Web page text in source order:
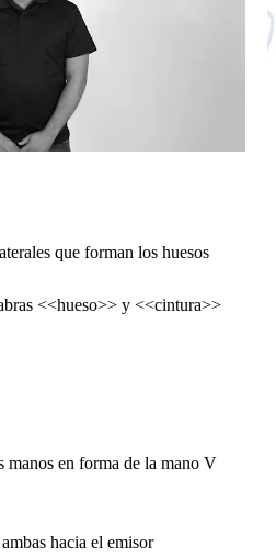
que forman los huesos
<<hueso>> y <<cintura>>
manos en forma de la mano V
ambas hacia el emisor